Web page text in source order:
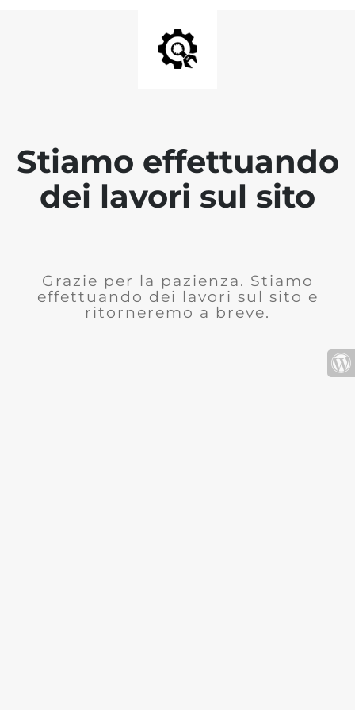
Stiamo effettuando
dei lavori sul sito
Grazie per la pazienza. Stiamo
effettuando dei lavori sul sito e
ritorneremo a breve.